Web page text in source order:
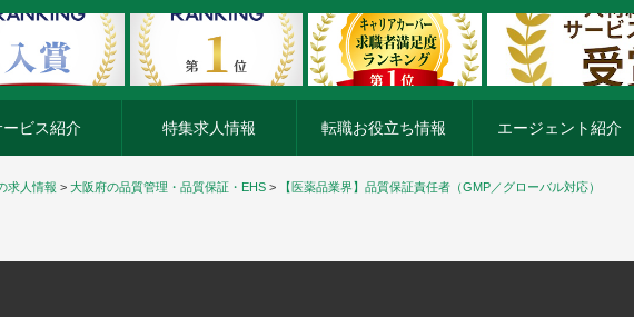
らアージスジャパン
ービス紹介 特集求人情報 転職お役立ち情報 エージェント紹介
求人情報 > 大阪府の品質管理・品質保証・EHS > 【医薬品業界】品質保証責任者（GMP／グローバル対応）